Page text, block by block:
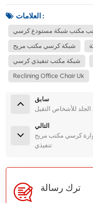
العلامات :
مكتب شبكة مستودع كرسي
شبكة كرسي مكتب مريح
شبكة مكتب تنفيذي كرسي
Reclining Office Chair Uk
سابق
للأشخاص الثقيل
التالي
كرسي مكتب مريح
تنفيذي
ترك رسالة